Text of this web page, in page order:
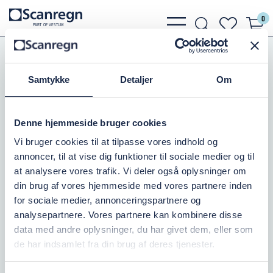
Samtykke Detaljer Om
Denne hjemmeside bruger cookies
Vi bruger cookies til at tilpasse vores indhold og
annoncer, til at vise dig funktioner til sociale medier og til
at analysere vores trafik. Vi deler også oplysninger om
din brug af vores hjemmeside med vores partnere inden
for sociale medier, annonceringspartnere og
analysepartnere. Vores partnere kan kombinere disse
data med andre oplysninger, du har givet dem, eller som
de har indsamlet fra din brug af deres tjenester.
PARTOF VESTUM
bars
light
search
light
heart 0
PE-Rør, Fittings, Kloak
PE-Rør og Slanger
PE RØR 63MM PN10/SORT
Varenr.: 070710063-12
Antal i kasse
12
Millimeter
63
Tryk i bar
10
Ikke på lager
156,25 DKK inkl. moms